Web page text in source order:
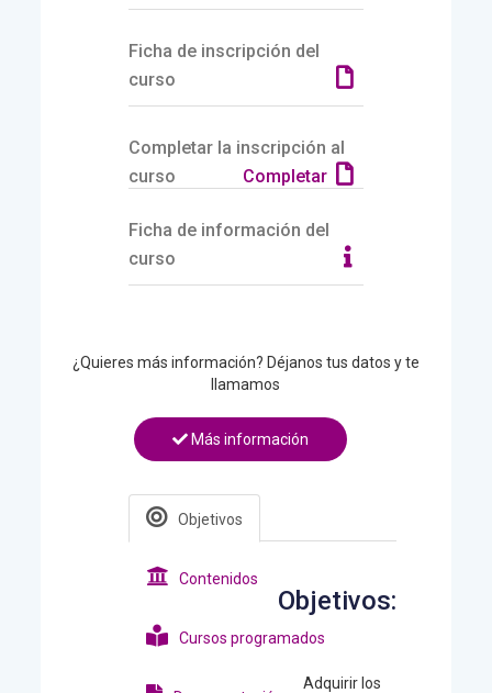
Ficha de inscripción del
curso
Completar la inscripción al
curso
Completar
Ficha de información del
curso
¿Quieres más información? Déjanos tus datos y te
llamamos
Más información
Objetivos
Contenidos
Cursos programados
Objetivos:
Adquirir los